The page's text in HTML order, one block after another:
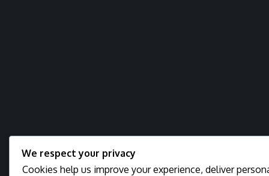
We respect your privacy
Cookies help us improve your experience, deliver